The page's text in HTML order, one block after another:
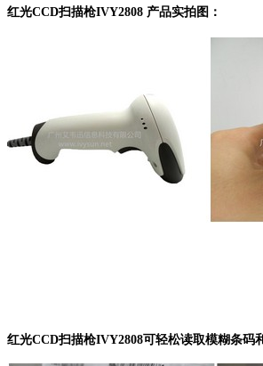
红光CCD扫描枪IVY2808 产品实拍图：
红光CCD扫描枪IVY2808可轻松读取模糊条码